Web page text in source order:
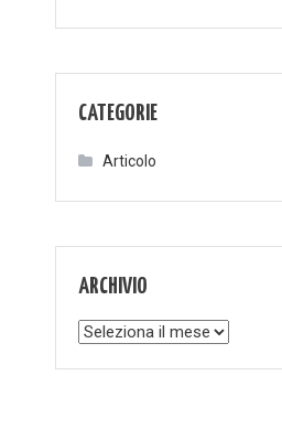
CATEGORIE
Articolo
ARCHIVIO
Archivio